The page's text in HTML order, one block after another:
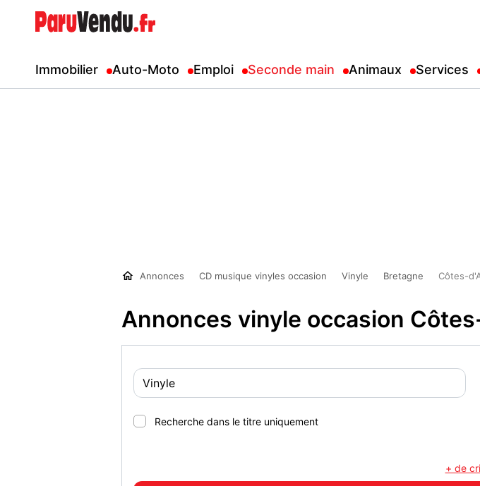
Immobilier Auto-Moto Emploi Seconde main Animaux Services
Annonces CD musique vinyles occasion Vinyle Bretagne Côtes-
Annonces vinyle occasion
Recherche dans le titre uniquement
+ de